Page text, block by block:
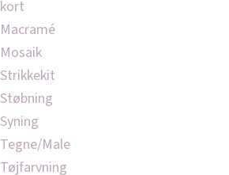
kort
Macramé
Mosaik
Strikkekit
Støbning
Syning
Tegne/Male
Tøjfarvning